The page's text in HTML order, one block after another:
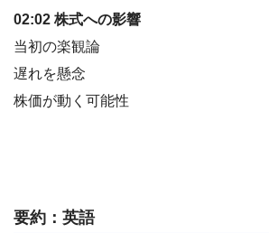
02:02 株式への影響
当初の楽観論
遅れを懸念
株価が動く可能性
要約：英語